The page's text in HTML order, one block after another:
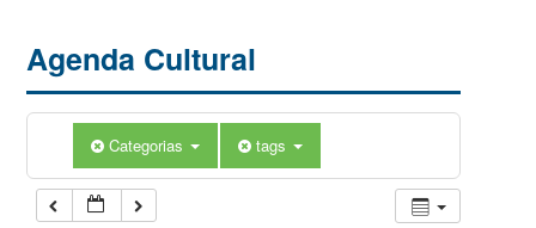
Agenda Cultural
Categorias tags
5:00
7:00